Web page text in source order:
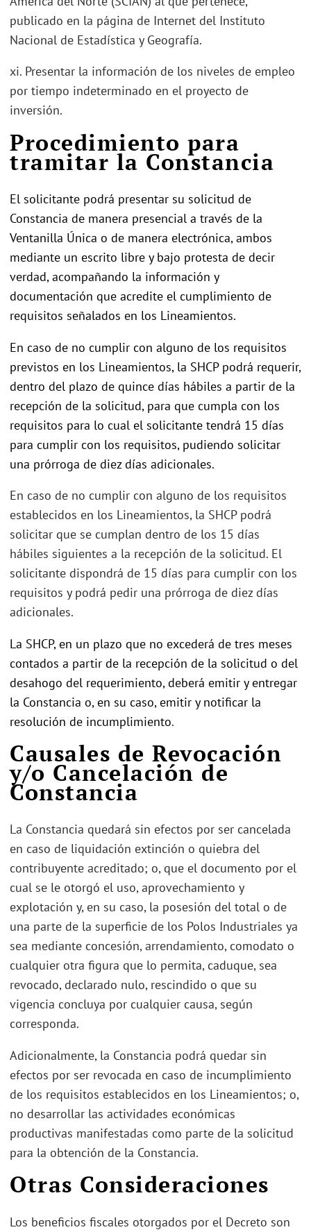
publicado en la página de Internet del Instituto
Nacional de Estadística y Geografía.
xi. Presentar la información de los niveles de empleo
por tiempo indeterminado en el proyecto de
inversión.
Procedimiento para
tramitar la Constancia
El solicitante podrá presentar su solicitud de
Constancia de manera presencial a través de la
Ventanilla Única o de manera electrónica, ambos
mediante un escrito libre y bajo protesta de decir
verdad, acompañando la información y
documentación que acredite el cumplimiento de
requisitos señalados en los Lineamientos.
En caso de no cumplir con alguno de los requisitos
previstos en los Lineamientos, la SHCP podrá requerir,
dentro del plazo de quince días hábiles a partir de la
recepción de la solicitud, para que cumpla con los
requisitos para lo cual el solicitante tendrá 15 días
para cumplir con los requisitos, pudiendo solicitar
una prórroga de diez días adicionales.
En caso de no cumplir con alguno de los requisitos
establecidos en los Lineamientos, la SHCP podrá
solicitar que se cumplan dentro de los 15 días
hábiles siguientes a la recepción de la solicitud. El
solicitante dispondrá de 15 días para cumplir con los
requisitos y podrá pedir una prórroga de diez días
adicionales.
La SHCP, en un plazo que no excederá de tres meses
contados a partir de la recepción de la solicitud o del
desahogo del requerimiento, deberá emitir y entregar
la Constancia o, en su caso, emitir y notificar la
resolución de incumplimiento.
Causales de Revocación
y/o Cancelación de
Constancia
La Constancia quedará sin efectos por ser cancelada
en caso de liquidación extinción o quiebra del
contribuyente acreditado; o, que el documento por el
cual se le otorgó el uso, aprovechamiento y
explotación y, en su caso, la posesión del total o de
una parte de la superficie de los Polos Industriales ya
sea mediante concesión, arrendamiento, comodato o
cualquier otra figura que lo permita, caduque, sea
revocado, declarado nulo, rescindido o que su
vigencia concluya por cualquier causa, según
corresponda.
Adicionalmente, la Constancia podrá quedar sin
efectos por ser revocada en caso de incumplimiento
de los requisitos establecidos en los Lineamientos; o,
no desarrollar las actividades económicas
productivas manifestadas como parte de la solicitud
para la obtención de la Constancia.
Otras Consideraciones
Los beneficios fiscales otorgados por el Decreto son